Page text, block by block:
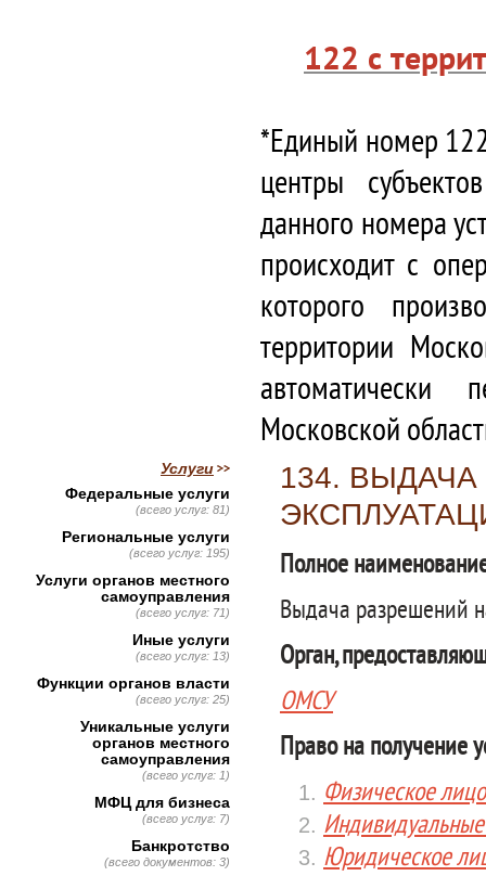
122 с
*Единый номер
центры
данного номера
происходит с
которого
территории
автоматически
Московской
134.
Полное
Выдача разрешений
Орган,
ОМСУ
Право на получение
Физическое лицо
Юридическое
Услуги
Федеральные услуги
(всего услуг: 81)
Региональные услуги
(всего услуг: 195)
Услуги органов местного
самоуправления
(всего услуг: 71)
Иные услуги
(всего услуг: 13)
Функции органов власти
(всего услуг: 25)
Уникальные услуги
органов местного
самоуправления
(всего услуг: 1)
МФЦ для бизнеса
(всего услуг: 7)
Банкротство
(всего документов: 3)